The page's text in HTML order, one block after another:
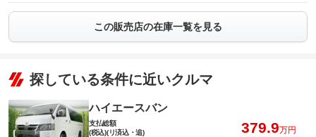
この販売店の在庫一覧を見る
探している条件に近いクルマ
ハイエースバン
支払総額
(税込)(リ済込・追)
379.9万円